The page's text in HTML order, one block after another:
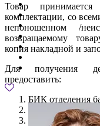
Товар
комплектации, со
непоношенном /
возвращаемому
копия накладной и
Для получения
предоставить:
БИК отделения
Лицевой счет
ФИО владельца